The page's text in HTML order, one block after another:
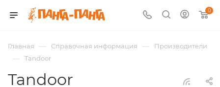
0
Главная — Справочная информация — Производители
— Tandoor
Tandoor